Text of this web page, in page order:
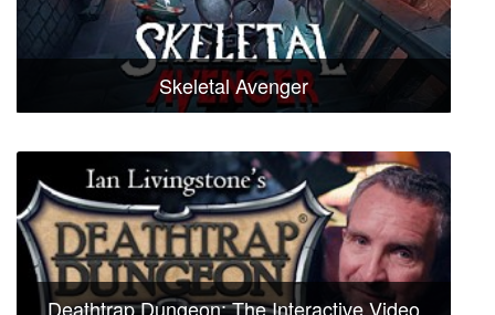
Skeletal Avenger
Deathtrap Dungeon: The Interactive Video